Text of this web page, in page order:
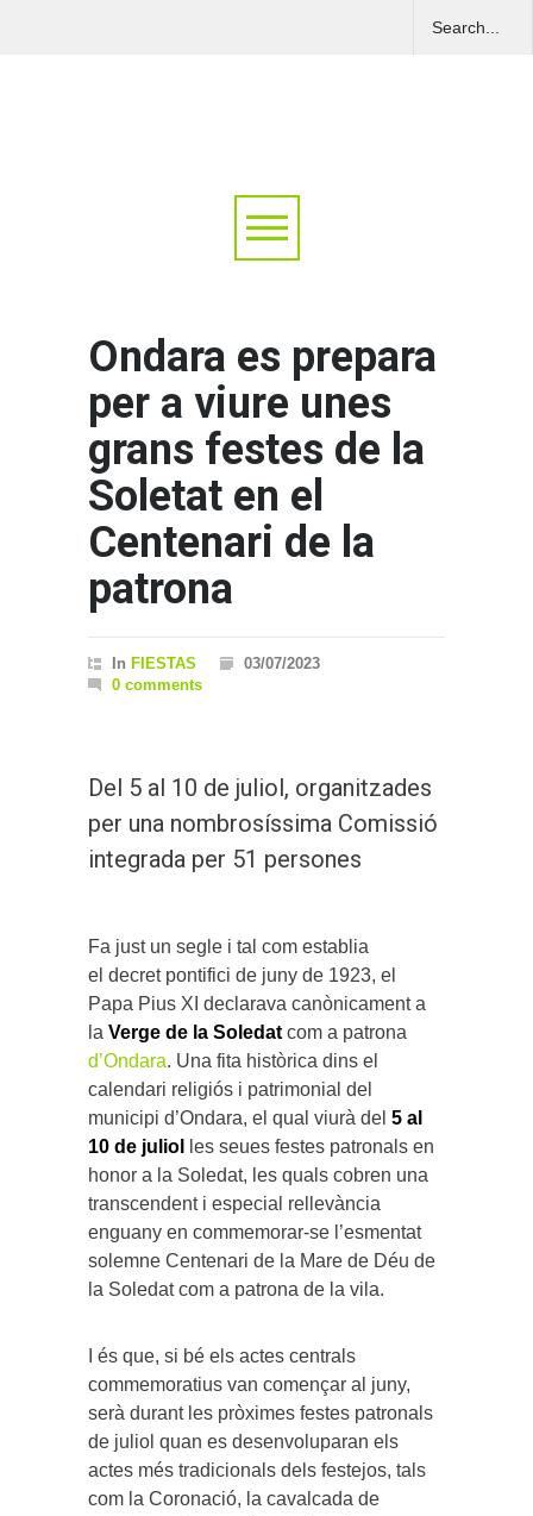
Ondara es prepara
per a viure unes
grans festes de la
Soletat en el
Centenari de la
patrona
In FIESTAS
03/07/2023
0 comments
Del 5 al 10 de juliol, organitzades
per una nombrosíssima Comissió
integrada per 51 persones
Fa just un segle i tal com establia
el decret pontifici de juny de 1923, el
Papa Pius XI declarava canònicament a
la Verge de la Soledat com a patrona
d’Ondara. Una fita històrica dins el
calendari religiós i patrimonial del
municipi d’Ondara, el qual viurà del 5 al
10 de juliol
les seues festes patronals en
honor a la Soledat, les quals cobren una
transcendent i especial rellevància
enguany en commemorar-se l’esmentat
solemne Centenari de la Mare de Déu de
la Soledat com a patrona de la vila.
I és que, si bé els actes centrals
commemoratius van començar al juny,
serà durant les pròximes festes patronals
de juliol quan es desenvoluparan els
actes més tradicionals dels festejos, tals
com la Coronació, la cavalcada de